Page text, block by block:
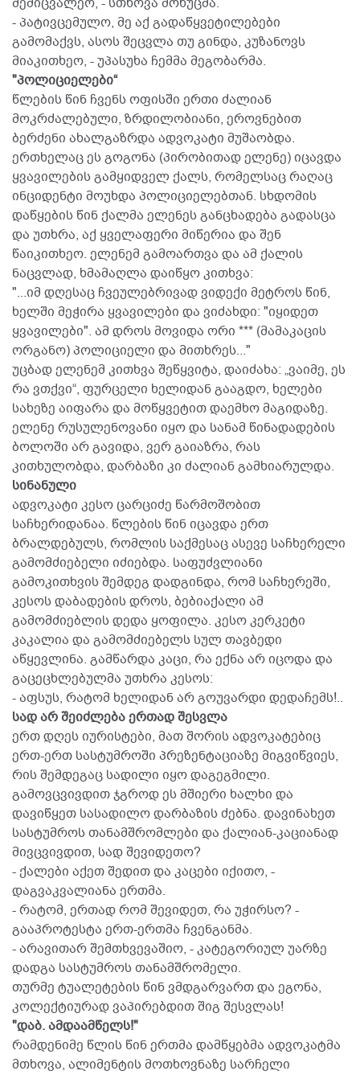
- პატივცემულო, მე აქ გადაწყვეტილებები
გამომაქვს, ასოს შეცვლა თუ გინდა, კუზანოვს
მიაკითხეო, - უპასუხა ჩემმა მეგობარმა.
"პოლიციელები“
წლების წინ ჩვენს ოფისში ერთი ძალიან
მოკრძალებული, ზრდილობიანი, ეროვნებით
ბერძენი ახალგაზრდა ადვოკატი მუშაობდა.
ერთხელაც ეს გოგონა (პირობითად ელენე) იცავდა
ყვავილების გამყიდველ ქალს, რომელსაც რაღაც
ინციდენტი მოუხდა პოლიციელებთან. სხდომის
დაწყების წინ ქალმა ელენეს განცხადება გადასცა
და უთხრა, აქ ყველაფერი მიწერია და შენ
წაიკითხეო. ელენემ გამოართვა და ამ ქალის
ნაცვლად, ხმამაღლა დაიწყო კითხვა:
"...იმ დღესაც ჩვეულებრივად ვიდექი მეტროს წინ,
ხელში მეჭირა ყვავილები და ვიძახდი: "იყიდეთ
ყვავილები". ამ დროს მოვიდა ორი *** (მამაკაცის
ორგანო) პოლიციელი და მითხრეს..."
უცბად ელენემ კითხვა შეწყვიტა, დაიძახა: „ვაიმე, ეს
რა ვთქვი“, ფურცელი ხელიდან გააგდო, ხელები
სახეზე აიფარა და მოწყვეტით დაემხო მაგიდაზე.
ელენე რუსულენოვანი იყო და სანამ წინადადების
ბოლოში არ გავიდა, ვერ გაიაზრა, რას
კითხულობდა, დარბაზი კი ძალიან გამხიარულდა.
სინანული
ადვოკატი კესო ცარციძე წარმოშობით
საჩხერიდანაა. წლების წინ იცავდა ერთ
ბრალდებულს, რომლის საქმესაც ასევე საჩხერელი
გამომძიებელი იძიებდა. საფუძვლიანი
გამოკითხვის შემდეგ დადგინდა, რომ საჩხერეში,
კესოს დაბადების დროს, ბებიაქალი ამ
გამომძიებლის დედა ყოფილა. კესო კერკეტი
კაკალია და გამომძიებელს სულ თავბედი
აწყევლინა. გამწარდა კაცი, რა ექნა არ იცოდა და
გაცეცხლებულმა უთხრა კესოს:
- აფსუს, რატომ ხელიდან არ გოუვარდი დედაჩემს!..
სად არ შეიძლება ერთად შესვლა
ერთ დღეს იურისტები, მათ შორის ადვოკატებიც
ერთ-ერთ სასტუმროში პრეზენტაციაზე მიგვიწვიეს,
რის შემდეგაც სადილი იყო დაგეგმილი.
გამოვცვივდით ჯგროდ ეს მშიერი ხალხი და
დავიწყეთ სასადილო დარბაზის ძებნა. დავინახეთ
სასტუმროს თანამშრომლები და ქალიან-კაციანად
მივცვივდით, სად შევიდეთო?
- ქალები აქეთ შედით და კაცები იქითო, -
დაგვაკვალიანა ერთმა.
- რატომ, ერთად რომ შევიდეთ, რა უჭირსო? -
გააპროტესტა ერთ-ერთმა ჩვენგანმა.
- არავითარ შემთხვევაშიო, - კატეგორიულ უარზე
დადგა სასტუმროს თანამშრომელი.
თურმე ტუალეტების წინ ვმდგარვართ და ეგონა,
კოლექტიურად ვაპირებდით შიგ შესვლას!
"დაბ. ამდაამწელს!"
რამდენიმე წლის წინ ერთმა დამწყებმა ადვოკატმა
მთხოვა, ალიმენტის მოთხოვნაზე სარჩელი